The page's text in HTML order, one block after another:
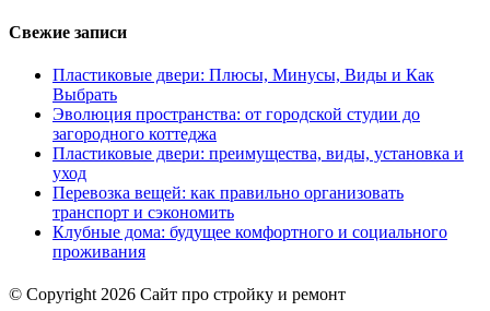
Свежие записи
Пластиковые двери: Плюсы, Минусы, Виды и Как
Выбрать
Эволюция пространства: от городской студии до
загородного коттеджа
Пластиковые двери: преимущества, виды, установка и
уход
Перевозка вещей: как правильно организовать
транспорт и сэкономить
Клубные дома: будущее комфортного и социального
проживания
© Copyright 2026 Сайт про стройку и ремонт